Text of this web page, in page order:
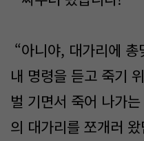
“아니야, 대가리에
내 명령을 듣고 죽기
벌 기면서 죽어 나가
의 대가리를 쪼개러